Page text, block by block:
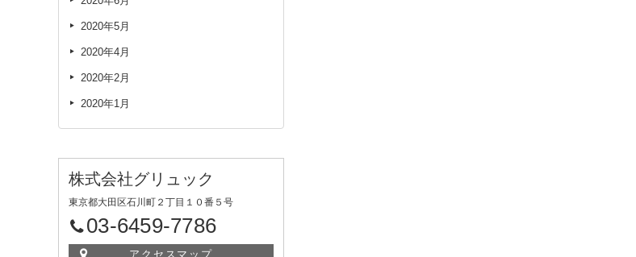
2020年5月
2020年4月
2020年2月
2020年1月
株式会社グリュック
東京都大田区石川町２丁目１０番５号
03-6459-7786
アクセスマップ